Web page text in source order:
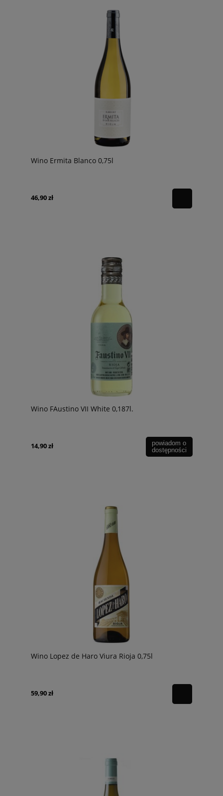
Wino Ermita Blanco 0,75l
46,90 zł
Wino FAustino VII White 0,187l.
14,90 zł
powiadom o
dostępności
Wino Lopez de Haro Viura Rioja 0,75l
59,90 zł